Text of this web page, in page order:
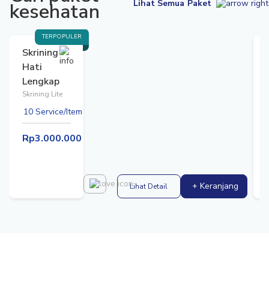
kesehatan Lihat Semua Paket
TERPOPULER
Skrining
Hati
Lengkap
Skrining Lite
10 Service/Item
Rp3.000.000
Lihat Detail + Keranjang